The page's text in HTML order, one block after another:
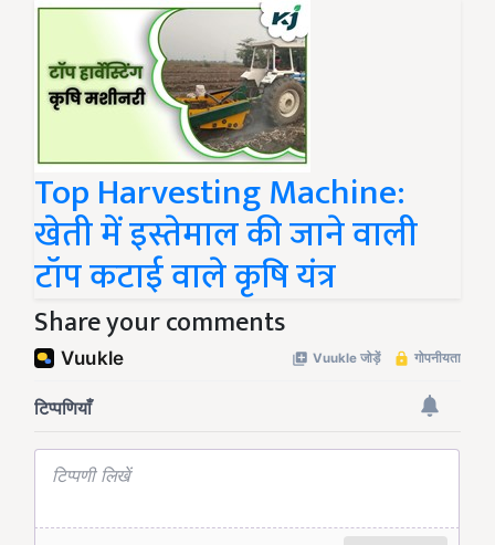
Top Harvesting Machine:
खेती में इस्तेमाल की जाने वाली
टॉप कटाई वाले कृषि यंत्र
Share your comments